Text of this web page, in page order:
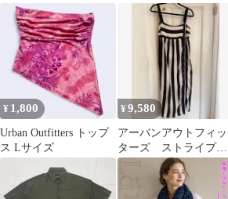
¥ 1,800
Urban Outfitters トップ
ス Lサイズ
¥9,580
アーバンアウトフィッ
ターズ ストライプキ
ャミワンピース レデ